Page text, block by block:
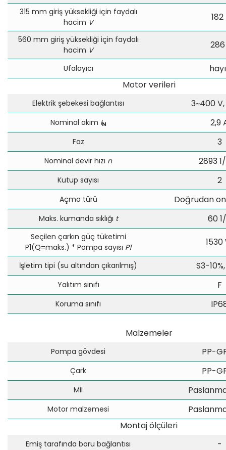
315 mm giriş yüksekliği için faydalı
hacim V 182
560 mm giriş yüksekliği için faydalı
hacim V
Ufalayıcı
Motor verileri
Elektrik şebekesi bağlantısı 3~400
Nominal akım IN 2,9
Faz 3
Nominal devir hızı n 2893
Kutup sayısı 2
Açma türü Doğrudan
Maks. kumanda sıklığı t 60
Seçilen çarkın güç tüketimi
P1(Q=maks.) * Pompa sayısı P1 1530
İşletim tipi (su altından çıkarılmış) S3-
Yalıtım sınıfı F
Koruma sınıfı
Malzemeler
Pompa gövdesi PP-
Çark PP-
Mil
Motor malzemesi
Montaj ölçüleri
Emiş tarafında boru bağlantısı -